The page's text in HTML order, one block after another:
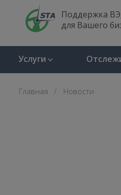
Поддержка
для Вашего
Услуги
Главная Новости